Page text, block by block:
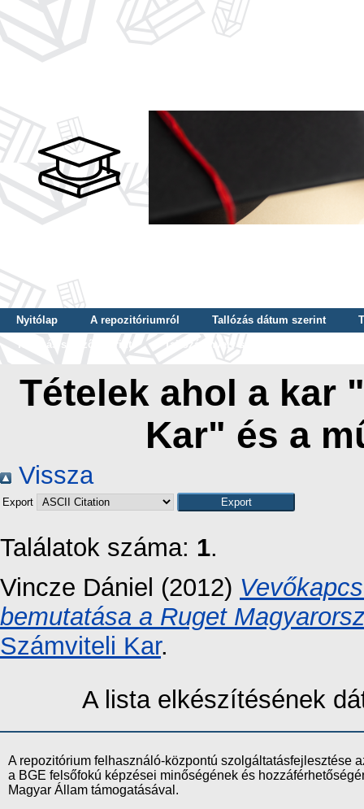
Nyitólap A repozitóriumról Tallózás dátum szerint
Tallózás szerző szerint
Tallózás nyelv szerint
Tételek ahol a kar
Kar" és a
Vissza
Export
Találatok száma: 1.
Vincze Dániel (2012)
bemutatása a Ruget
Számviteli Kar.
A lista elkészítésének
A repozitórium felhasználó-központú szolgáltatásfejlesztése
a BGE felsőfokú képzései minőségének és
Magyar Állam támogatásával.